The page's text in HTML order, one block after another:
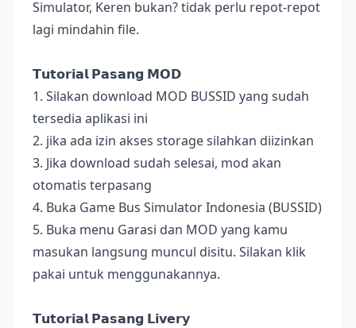
Simulator, Keren bukan? tidak perlu repot-repot
lagi mindahin file.
𝗧𝘂𝘁𝗼𝗿𝗶𝗮𝗹 𝗣𝗮𝘀𝗮𝗻𝗴 𝗠𝗢𝗗
1. Silakan download MOD BUSSID yang sudah
tersedia aplikasi ini
2. jika ada izin akses storage silahkan diizinkan
3. Jika download sudah selesai, mod akan
otomatis terpasang
4. Buka Game Bus Simulator Indonesia (BUSSID)
5. Buka menu Garasi dan MOD yang kamu
masukan langsung muncul disitu. Silakan klik
pakai untuk menggunakannya.
𝗧𝘂𝘁𝗼𝗿𝗶𝗮𝗹 𝗣𝗮𝘀𝗮𝗻𝗴 𝗟𝗶𝘃𝗲𝗿𝘆